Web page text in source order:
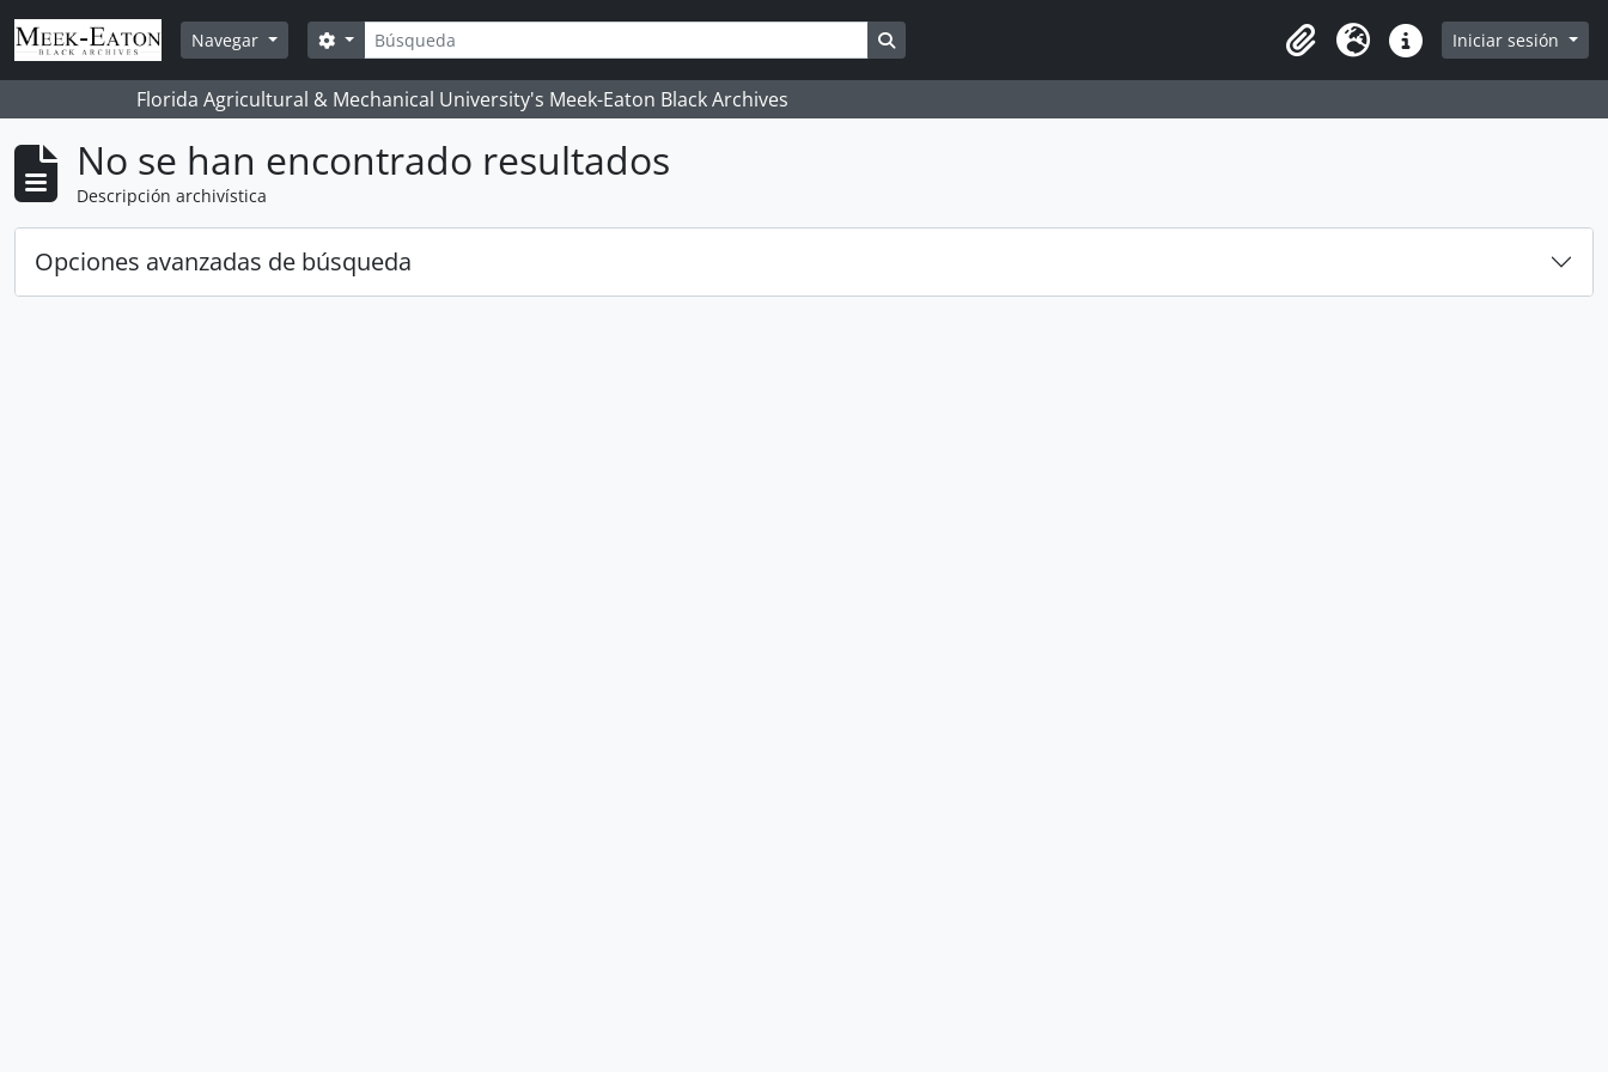
Skip to main content
Navegar
Búsqueda
Search options
Portapapeles
Idioma Enlaces rápidos
Iniciar sesión
Florida Agricultural & Mechanical University's Meek-Eaton Black Archives
No se han encontrado resultados
Descripción archivística
Opciones avanzadas de búsqueda